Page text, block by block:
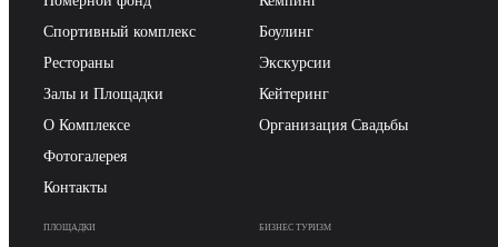
Спортивный комплекс
Рестораны
Залы и Площадки
О Комплексе
Фотогалерея
Контакты
Боулинг
Экскурсии
Кейтеринг
Организация Cвадьбы
ПЛОЩАДКИ БИЗНЕС ТУРИЗМ